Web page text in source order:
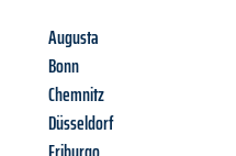
Augusta
Bonn
Chemnitz
Düsseldorf